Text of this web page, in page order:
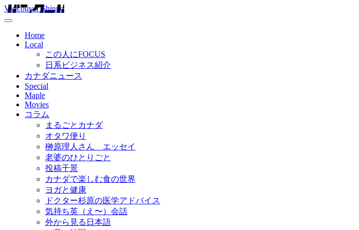
Vancouver Shinpo
Home
Local
この人にFOCUS
日系ビジネス紹介
カナダニュース
Special
Maple
Movies
コラム
まるごとカナダ
オタワ便り
榊原理人さん エッセイ
老婆のひとりごと
投稿千景
カナダで楽しむ食の世界
ヨガと健康
ドクター杉原の医学アドバイス
気持ち英（え〜）会話
外から見る日本語